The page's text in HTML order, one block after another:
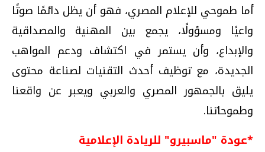
أما طموحي للإعلام المصري، فهو أن يظل دائمًا صوتًا
واعيًا ومسؤولًا، يجمع بين المهنية والمصداقية
والإبداع، وأن يستمر في اكتشاف ودعم المواهب
الجديدة، مع توظيف أحدث التقنيات لصناعة محتوى
يليق بالجمهور المصري والعربي ويعبر عن واقعنا
وطموحاتنا.
*عودة "ماسبيرو" للريادة الإعلامية